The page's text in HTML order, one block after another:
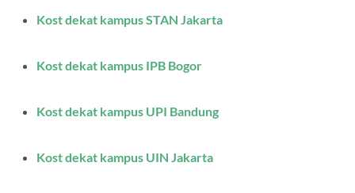
Kost dekat kampus STAN Jakarta
Kost dekat kampus IPB Bogor
Kost dekat kampus UPI Bandung
Kost dekat kampus UIN Jakarta